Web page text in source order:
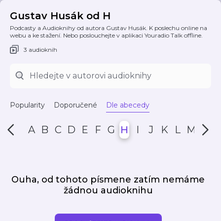
Gustav Husák od H
Podcasty a Audioknihy od autora Gustav Husák. K poslechu online na
webu a ke stažení. Nebo poslouchejte v aplikaci Youradio Talk offline.
3 audioknih
Popularity Doporučené Dle abecedy
A B C D E F G H I J K L M N
Ouha, od tohoto písmene zatím nemáme
žádnou audioknihu